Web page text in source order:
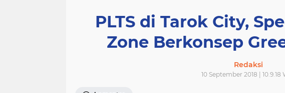
PLTS di Tarok City,
Zone Berkonsep
Redaksi
10 September 2018 | 10.9.18